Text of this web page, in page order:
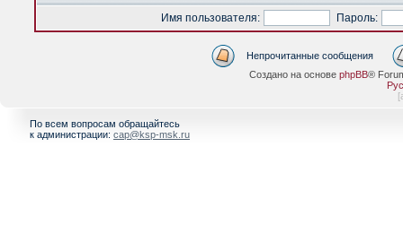
Имя пользователя:
Пароль:
Непрочитанные сообщения
Создано на основе phpBB®
[
По всем вопросам обращайтесь
к администрации: cap@ksp-msk.ru